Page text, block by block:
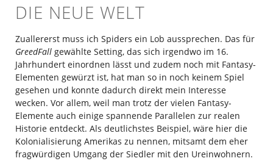
DIE NEUE WELT
Zuallererst muss ich Spiders ein Lob aussprechen. Das für
GreedFall gewählte Setting, das sich irgendwo im 16.
Jahrhundert einordnen lässt und zudem noch mit Fantasy-
Elementen gewürzt ist, hat man so in noch keinem Spiel
gesehen und konnte dadurch direkt mein Interesse
wecken. Vor allem, weil man trotz der vielen Fantasy-
Elemente auch einige spannende Parallelen zur realen
Historie entdeckt. Als deutlichstes Beispiel, wäre hier die
Kolonialisierung Amerikas zu nennen, mitsamt dem eher
fragwürdigen Umgang der Siedler mit den Ureinwohnern.